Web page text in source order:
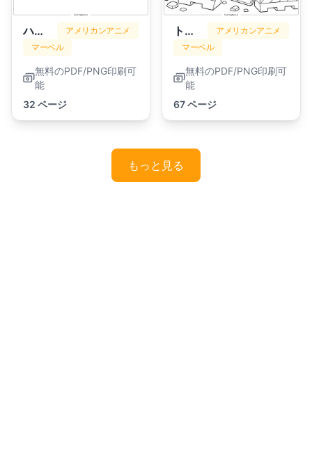
ハルク
アメリカンアニメ
マーベル
無料のPDF/PNG印刷可
能
32 ページ
トランスフォーマー
アメリカンアニメ
マーベル
無料のPDF/PNG印刷可
能
67 ページ
もっと見る